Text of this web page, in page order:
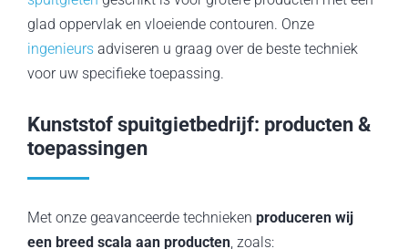
glad oppervlak en vloeiende contouren. Onze
ingenieursadviseren u graag over de beste techniek
voor uw specifieke toepassing.
Kunststof spuitgietbedrijf: producten &
toepassingen
Met onze geavanceerde technieken produceren wij
een breed scala aan producten, zoals: